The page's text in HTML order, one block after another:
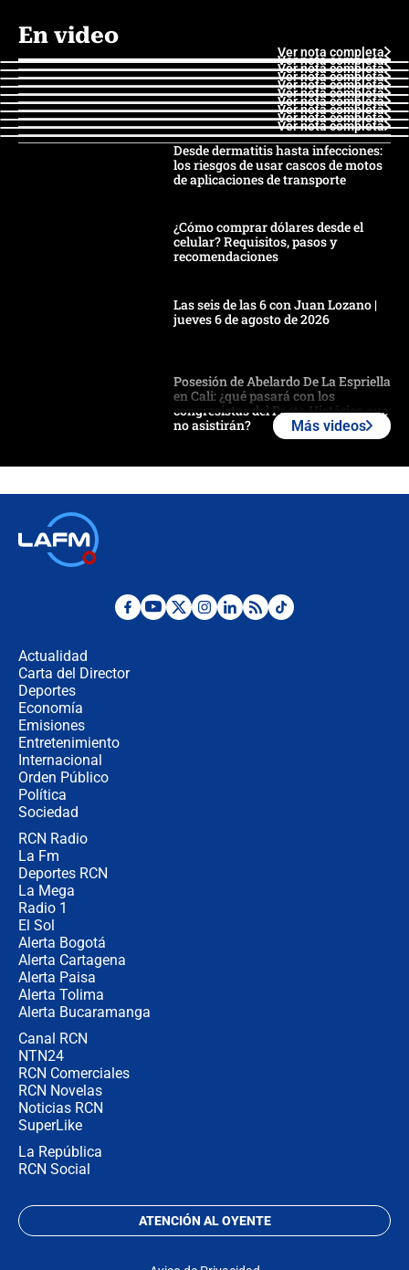
En video
Ver nota completa
Ver nota completa
Ver nota completa
Ver nota completa
Ver nota completa
Ver nota completa
Ver nota completa
Ver nota completa
Ver nota completa
Ver nota completa
Desde dermatitis hasta infecciones:
los riesgos de usar cascos de motos
de aplicaciones de transporte
¿Cómo comprar dólares desde el
celular? Requisitos, pasos y
recomendaciones
Las seis de las 6 con Juan Lozano |
jueves 6 de agosto de 2026
Posesión de Abelardo De La Espriella
en Cali: ¿qué pasará con los
congresistas del Pacto Histórico que
no asistirán?
¿Por qué De la Espriella gobernará
Más videos
Actualidad
Carta del Director
Deportes
Economía
Emisiones
Entretenimiento
Internacional
Orden Público
Política
Sociedad
RCN Radio
La Fm
Deportes RCN
La Mega
Radio 1
El Sol
Alerta Bogotá
Alerta Cartagena
Alerta Paisa
Alerta Tolima
Alerta Bucaramanga
Canal RCN
NTN24
RCN Comerciales
RCN Novelas
Noticias RCN
SuperLike
La República
RCN Social
ATENCIÓN AL OYENTE